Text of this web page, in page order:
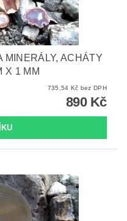
MINERÁLY, ACHÁTY
X 1 MM
735,54 Kč bez DPH
890 Kč